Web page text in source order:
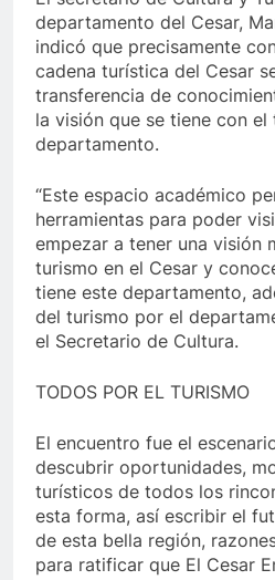
departamento del Cesar,
indicó que precisamente
cadena turística del Cesar
transferencia de
la visión que se tiene con el
departamento.
“Este espacio académico
herramientas para poder
empezar a tener una visión
turismo en el Cesar y
tiene este departamento,
del turismo por el
el Secretario de Cultura.
TODOS POR EL TURISMO
El encuentro fue el
descubrir oportunidades,
turísticos de todos los
esta forma, así escribir el
de esta bella región,
para ratificar que El Cesar